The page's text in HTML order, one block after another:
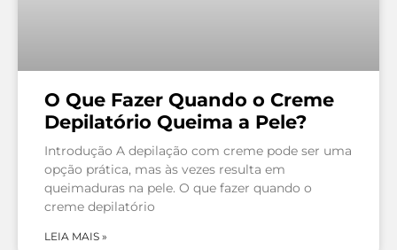
O Que Fazer Quando o Creme
Depilatório Queima a Pele?
Introdução A depilação com creme pode ser uma
opção prática, mas às vezes resulta em
queimaduras na pele. O que fazer quando o
creme depilatório
LEIA MAIS »